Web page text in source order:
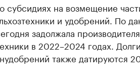
субсидиях на возмещение
и удобрений. По
задолжала
в 2022–2024 годах.
также датируются